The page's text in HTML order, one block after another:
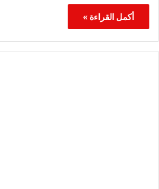
أكمل القراءة »